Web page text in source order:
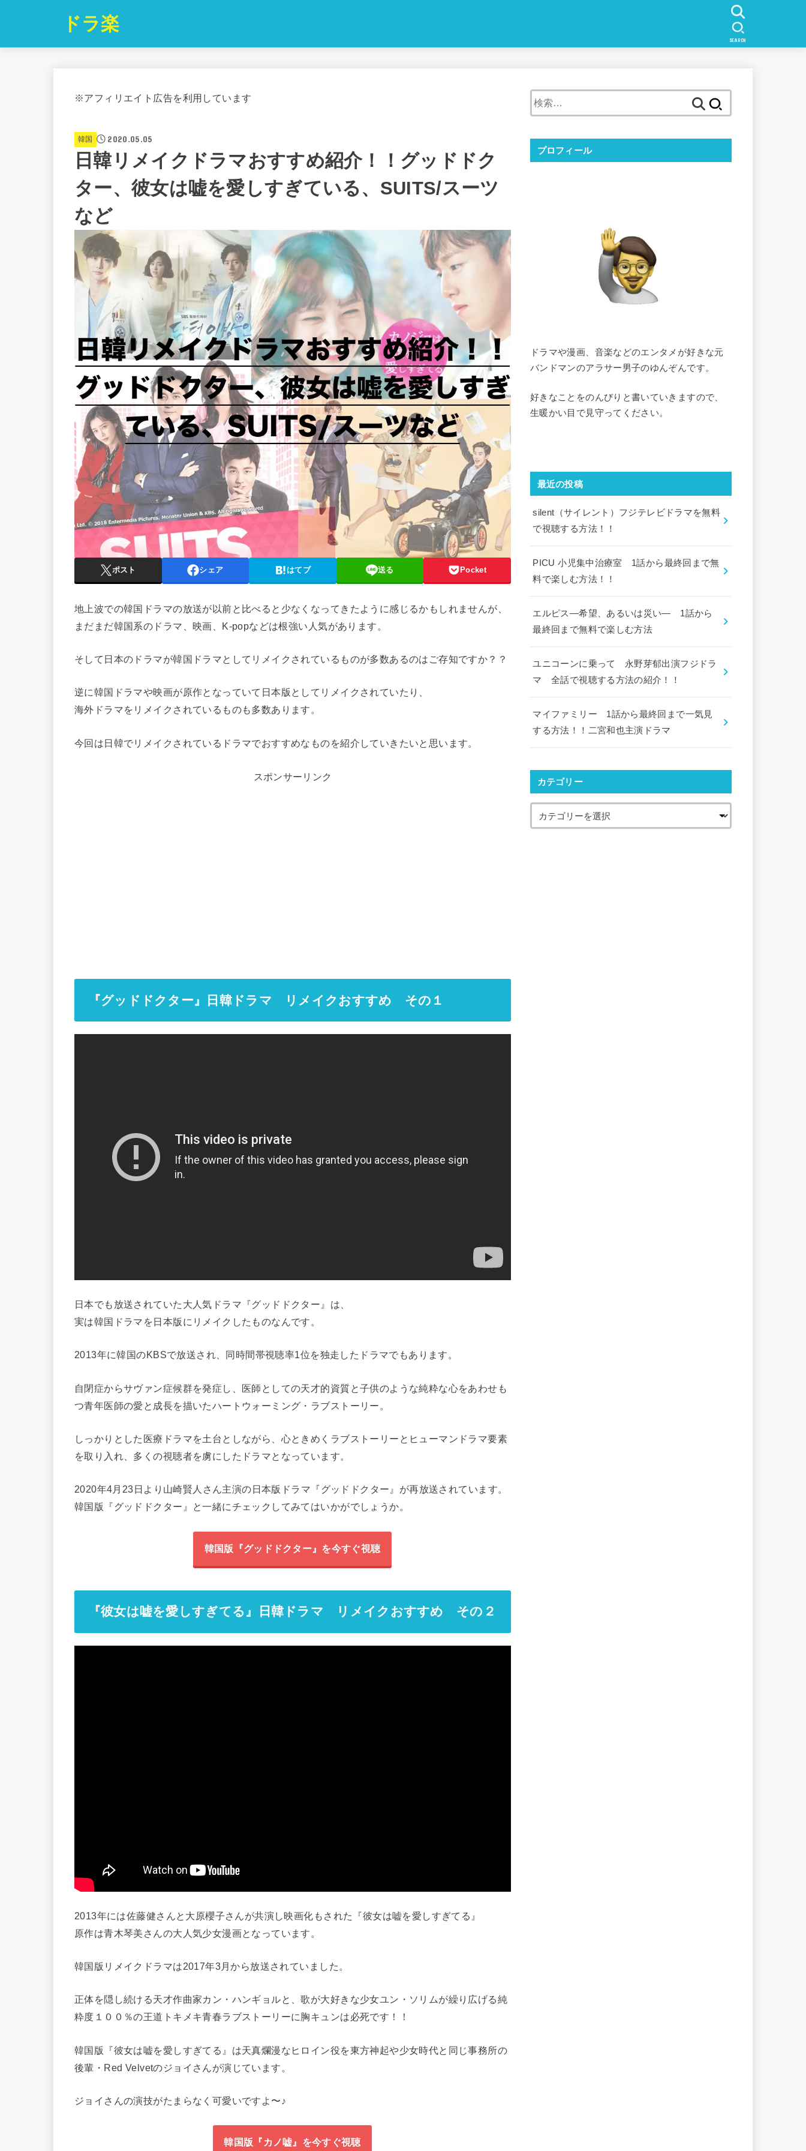
ドラ楽
SEARCH
※アフィリエイト広告を利用しています
韓国 2020.05.05
日韓リメイクドラマおすすめ紹介！！グッドドク
ター、彼女は嘘を愛しすぎている、SUITS/スーツ
など
ポスト シェア はてブ 送る Pocket
地上波での韓国ドラマの放送が以前と比べると少なくなってきたように感じるかもしれませんが、
まだまだ韓国系のドラマ、映画、K-popなどは根強い人気があります。
そして日本のドラマが韓国ドラマとしてリメイクされているものが多数あるのはご存知ですか？？
逆に韓国ドラマや映画が原作となっていて日本版としてリメイクされていたり、
海外ドラマをリメイクされているものも多数あります。
今回は日韓でリメイクされているドラマでおすすめなものを紹介していきたいと思います。
スポンサーリンク
『グッドドクター』日韓ドラマ リメイクおすすめ その１
日本でも放送されていた大人気ドラマ『グッドドクター』は、
実は韓国ドラマを日本版にリメイクしたものなんです。
2013年に韓国のKBSで放送され、同時間帯視聴率1位を独走したドラマでもあります。
自閉症からサヴァン症候群を発症し、医師としての天才的資質と子供のような純粋な心をあわせも
つ青年医師の愛と成長を描いたハートウォーミング・ラブストーリー。
しっかりとした医療ドラマを土台としながら、心ときめくラブストーリーとヒューマンドラマ要素
を取り入れ、多くの視聴者を虜にしたドラマとなっています。
2020年4月23日より山崎賢人さん主演の日本版ドラマ『グッドドクター』が再放送されています。
韓国版『グッドドクター』と一緒にチェックしてみてはいかがでしょうか。
韓国版『グッドドクター』を今すぐ視聴
『彼女は嘘を愛しすぎてる』日韓ドラマ リメイクおすすめ その２
2013年には佐藤健さんと大原櫻子さんが共演し映画化もされた『彼女は嘘を愛しすぎてる』
原作は青木琴美さんの大人気少女漫画となっています。
韓国版リメイクドラマは2017年3月から放送されていました。
正体を隠し続ける天才作曲家カン・ハンギョルと、歌が大好きな少女ユン・ソリムが繰り広げる純
粋度１００％の王道トキメキ青春ラブストーリーに胸キュンは必死です！！
韓国版『彼女は嘘を愛しすぎてる』は天真爛漫なヒロイン役を東方神起や少女時代と同じ事務所の
後輩・Red Velvetのジョイさんが演じています。
ジョイさんの演技がたまらなく可愛いですよ〜♪
韓国版『カノ嘘』を今すぐ視聴
索:
プロフィール
ドラマや漫画、音楽などのエンタメが好きな元
バンドマンのアラサー男子のゆんぞんです。
好きなことをのんびりと書いていきますので、
生暖かい目で見守ってください。
最近の投稿
silent（サイレント）フジテレビドラマを無料
で視聴する方法！！
PICU 小児集中治療室 1話から最終回まで無
料で楽しむ方法！！
エルピス―希望、あるいは災い― 1話から
最終回まで無料で楽しむ方法
ユニコーンに乗って 永野芽郁出演フジドラ
マ 全話で視聴する方法の紹介！！
マイファミリー 1話から最終回まで一気見
する方法！！二宮和也主演ドラマ
カテゴリー